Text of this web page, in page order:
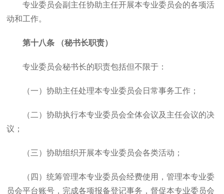
专业委员会副主任协助主任开展本专业委员会的各项活
动和工作。
第十八条 （秘书长职责）
专业委员会秘书长的职责包括但不限于：
（一）协助主任处理本专业委员会日常事务工作；
（二）协助执行本专业委员会全体会议及主任会议的决
议；
（三）协助组织开展本专业委员会各类活动；
（四）统筹管理本专业委员会经费使用，管理本专业委
员会平台账号，完成各项报备登记事务，督促本专业委员会